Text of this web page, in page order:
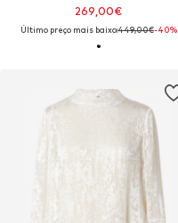
269,00€
Último preço mais baixo:449,00€-40%